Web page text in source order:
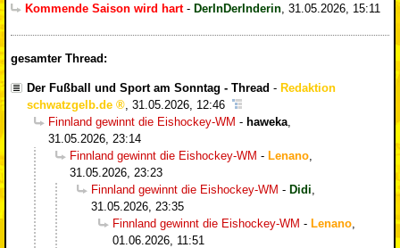
Kommende Saison wird hart- DerInDerInderin, 31.05.2026, 15:11
gesamter Thread:
Der Fußball und Sport am Sonntag - Thread - Redaktion
schwatzgelb.de
31.05.2026, 12:46
Finnland gewinnt die Eishockey-WM - haweka
31.05.2026, 23:14
Finnland gewinnt die Eishockey-WM - Lenano
31.05.2026, 23:23
Finnland gewinnt die Eishockey-WM - Didi
31.05.2026, 23:35
Finnland gewinnt die Eishockey-WM - Lenano
01.06.2026, 11:51